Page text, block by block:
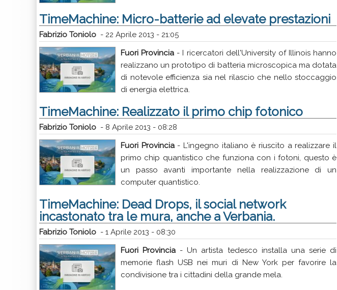
TimeMachine: Micro-batterie ad elevate prestazioni
Fabrizio Toniolo - 22 Aprile 2013 - 21:05
Fuori Provincia - I ricercatori dell'University of Illinois hanno
realizzano un prototipo di batteria microscopica ma dotata
di notevole efficienza sia nel rilascio che nello stoccaggio
di energia elettrica.
TimeMachine: Realizzato il primo chip fotonico
Fabrizio Toniolo - 8 Aprile 2013 - 08:28
Fuori Provincia- L'ingegno italiano è riuscito a realizzare il
primo chip quantistico che funziona con i fotoni, questo è
un passo avanti importante nella realizzazione di un
computer quantistico.
TimeMachine: Dead Drops, il social network
incastonato tra le mura, anche a Verbania.
Fabrizio Toniolo - 1 Aprile 2013 - 08:30
Fuori Provincia - Un artista tedesco installa una serie di
memorie flash USB nei muri di New York per favorire la
condivisione tra i cittadini della grande mela.